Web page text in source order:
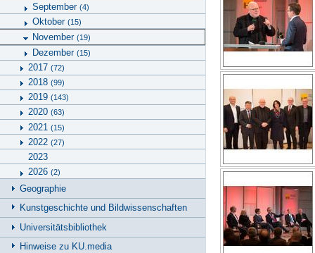
September (4)
Oktober (15)
November (19)
Dezember (15)
2017 (72)
2018 (99)
2019 (143)
2020 (63)
2021 (15)
2022 (27)
2023
2026 (2)
Geographie
Kunstgeschichte und Bildwissenschaften
Universitätsbibliothek
Hinweise zu KU.media